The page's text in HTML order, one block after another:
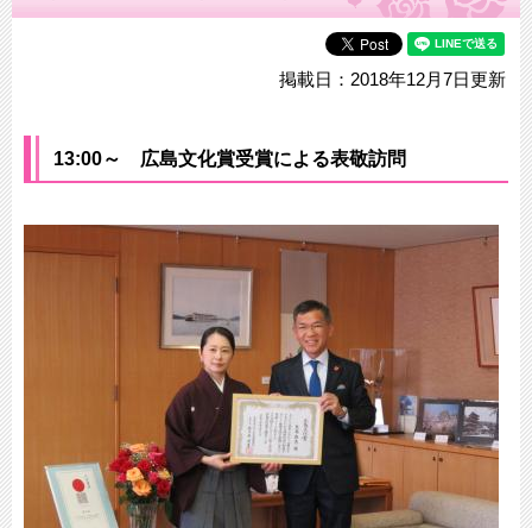
掲載日：2018年12月7日更新
13:00～ 広島文化賞受賞による表敬訪問